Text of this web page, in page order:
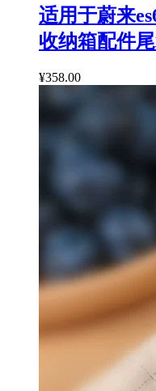
适用于蔚来
收纳箱配件
¥358.00